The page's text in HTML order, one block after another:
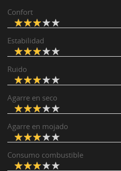
Confort
Estabilidad
Ruido
Agarre en seco
Agarre en mojado
Consumo combustible